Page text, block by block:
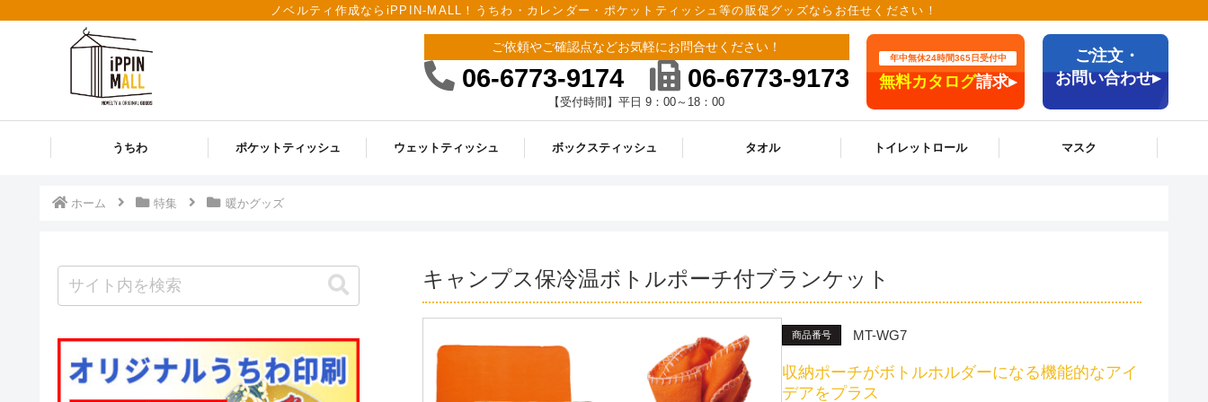
ノベルティ作成ならiPPIN-MALL！うちわ・カレンダー・ポケットティッシュ等の販促グッズならお任せください！
ご依頼やご確認点などお気軽にお問合せください！
06-6773-9174 06-6773-9173
【受付時間】平日 9：00～18：00
年中無休24時間365日受付中
無料カタログ請求▸
ご注文・
お問い合わせ▸
うちわ ポケットティッシュ ウェットティッシュ ボックスティッシュ タオル トイレットロール マスク
ホーム 特集 暖かグッズ
キャンプス保冷温ボトルポーチ付ブランケット
商品番号 MT-WG7
収納ポーチがボトルホルダーになる機能的なアイ
デアをプラス